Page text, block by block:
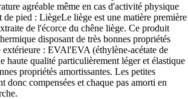
agréable même en cas d'activité physique
pied : LiègeLe liège est une matière première
de l'écorce du chêne liège. Ce produit
disposant de très bonnes propriétés
extérieure : EVAl'EVA (éthylène-acétate de
haute qualité particulièrement léger et élastique
propriétés amortissantes. Les petites
donc compensées et chaque pas amorti en